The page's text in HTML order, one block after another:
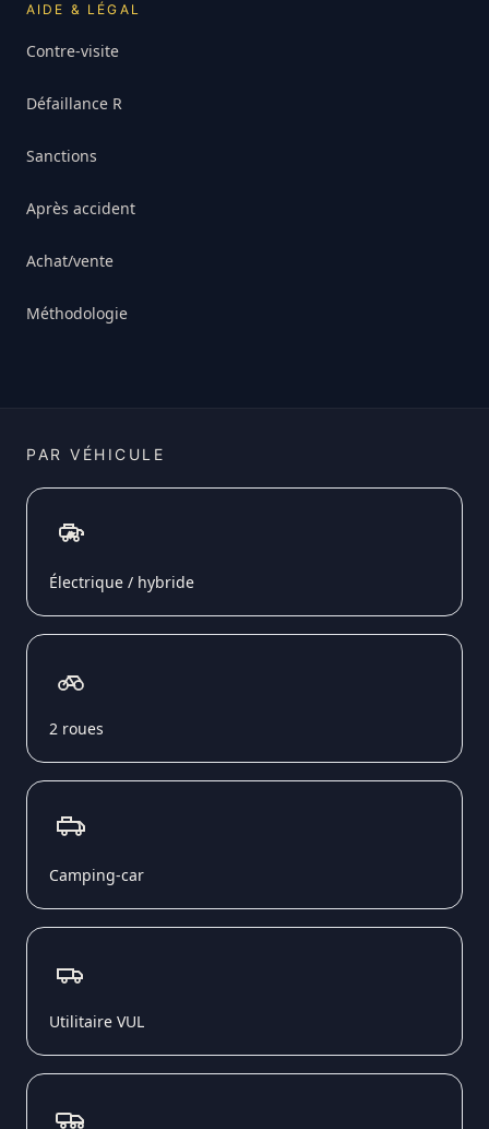
AIDE & LÉGAL
Contre-visite
Défaillance R
Sanctions
Après accident
Achat/vente
Méthodologie
PAR VÉHICULE
Électrique / hybride
2 roues
Camping-car
Utilitaire VUL